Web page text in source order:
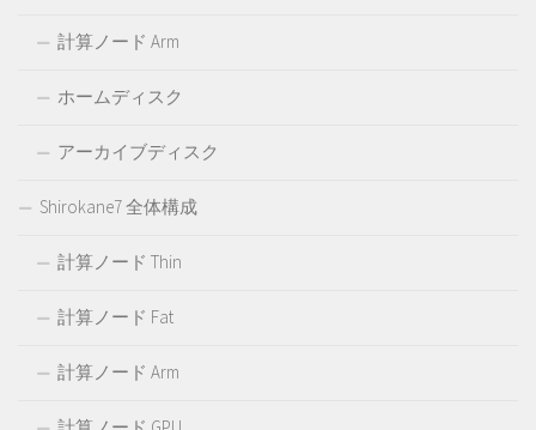
計算ノード Arm
ホームディスク
アーカイブディスク
Shirokane7 全体構成
計算ノード Thin
計算ノード Fat
計算ノード Arm